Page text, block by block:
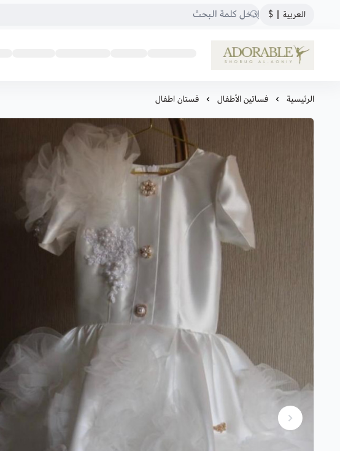
العربية |
$
ADORABLE
الرئيسية فساتين الأطفال فستان اطفال